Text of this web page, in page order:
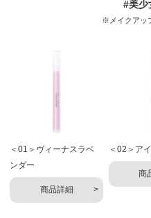
#美少
※メイクアッ
＜01＞ヴィーナスラベ
ンダー
商品詳細
＜02＞ア
商